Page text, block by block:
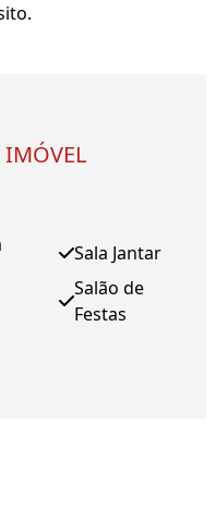
IMÓVEL
Sala Jantar
Salão de
Festas